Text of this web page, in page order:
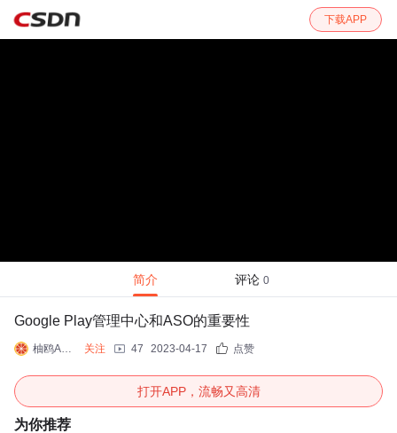
下载APP
简介 评论 0
Google Play管理中心和ASO的重要性
柚鸥ASO优化 关注 47 2023-04-17 点赞
打开APP，流畅又高清
为你推荐